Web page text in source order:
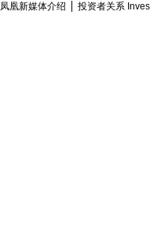
凤凰新媒体介绍 投资者关系